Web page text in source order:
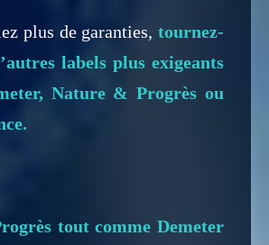
plus de garanties, tournez-
labels plus exigeants
Nature & Progrès ou
tout comme Demeter